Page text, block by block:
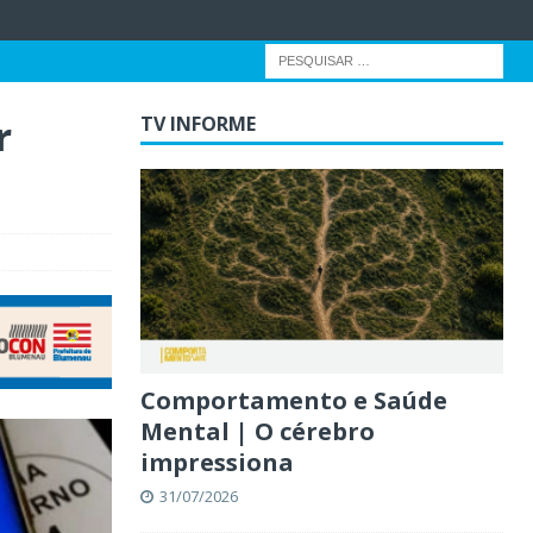
TV INFORME
Comportamento e Saúde
Mental | O cérebro
impressiona
31/07/2026